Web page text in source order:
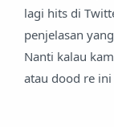
lagi hits di
penjelasan
Nanti kalau
atau dood re